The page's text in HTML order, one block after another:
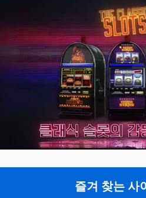
즐겨 찾는 사